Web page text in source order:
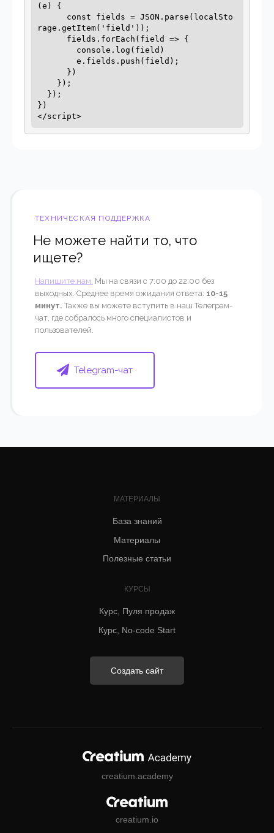
(e) {
rage.getItem('field'));
})
</script>
ТЕХНИЧЕСКАЯ ПОДДЕРЖКА
Не можете найти то, что
ищете?
Напишите нам. Мы на связи с 7:00 до 22:00 без
выходных. Среднее время ожидания ответа: 10-15
минут. Также вы можете вступить в наш Телеграм-
чат, где собралось много специалистов и
пользователей.
Telegram-чат
МАТЕРИАЛЫ
База знаний
Материалы
Полезные статьи
КУРСЫ
Курс, Пуля продаж
Курс, No-code Start
Создать сайт
creatium.academy
creatium.io